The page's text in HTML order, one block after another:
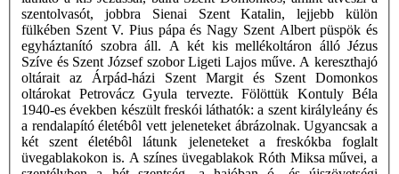
szentolvasót, jobbra Sienai Szent Katalin, lejjebb külön
fülkében Szent V. Pius pápa és Nagy Szent Albert püspök és
egyháztanító szobra áll. A két kis mellékoltáron álló Jézus
Szíve és Szent József szobor Ligeti Lajos műve. A kereszthajó
oltárait az Árpád-házi Szent Margit és Szent Domonkos
oltárokat Petrovácz Gyula tervezte. Fölöttük Kontuly Béla
1940-es években készült freskói láthatók: a szent királyleány és
a rendalapító életébôl vett jeleneteket ábrázolnak. Ugyancsak a
két szent életébôl látunk jeleneteket a freskókba foglalt
üvegablakokon is. A színes üvegablakok Róth Miksa művei, a